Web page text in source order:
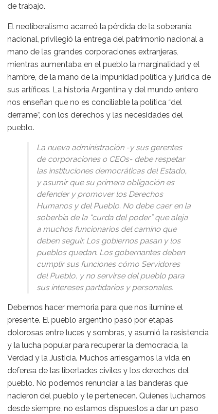
de trabajo.
El neoliberalismo acarreó la pérdida de la soberanía
nacional, privilegió la entrega del patrimonio nacional a
mano de las grandes corporaciones extranjeras,
mientras aumentaba en el pueblo la marginalidad y el
hambre, de la mano de la impunidad política y jurídica de
sus artífices. La historia Argentina y del mundo entero
nos enseñan que no es conciliable la política “del
derrame”, con los derechos y las necesidades del
pueblo.
La nueva administración -y sus gerentes
de corporaciones o CEOs- debe respetar
las instituciones democráticas del Estado,
y asumir que su primera obligación es
defender y promover los Derechos
Humanos y del Pueblo. No debe caer en la
soberbia de la “curda del poder” que aleja
a muchos funcionarios del camino que
deben seguir. Los gobiernos pasan y los
pueblos quedan. Los gobernantes deben
cumplir sus funciones cómo Servidores
del Pueblo, y no servirse del pueblo para
sus intereses partidarios y personales.
Debemos hacer memoria para que nos ilumine el
presente. El pueblo argentino pasó por etapas
dolorosas entre luces y sombras, y asumió la resistencia
y la lucha popular para recuperar la democracia, la
Verdad y la Justicia. Muchos arriesgamos la vida en
defensa de las libertades civiles y los derechos del
pueblo. No podemos renunciar a las banderas que
nacieron del pueblo y le pertenecen. Quienes luchamos
desde siempre, no estamos dispuestos a dar un paso